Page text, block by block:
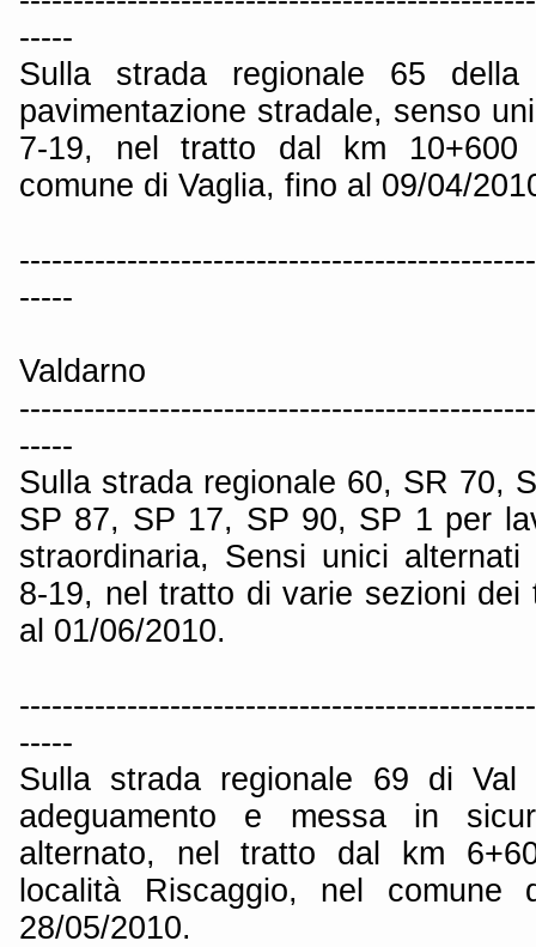
-----
Sulla strada regionale 65
pavimentazione stradale, senso
7-19, nel tratto dal km
comune di Vaglia, fino al 09/04/
-----
Valdarno
-----
Sulla strada regionale 60, SR 70,
SP 87, SP 17, SP 90, SP 1 per
straordinaria, Sensi unici
8-19, nel tratto di varie sezioni dei
al 01/06/2010.
-----
Sulla strada regionale 69 di
adeguamento e messa in
alternato, nel tratto dal km
località Riscaggio, nel comune
28/05/2010.